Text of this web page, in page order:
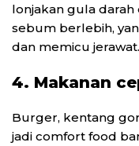
lonjakan gula
sebum berlebih,
dan memicu jerawat.
4. Makanan
Burger, kentang
jadi comfort food